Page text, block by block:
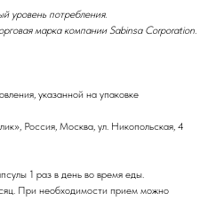
уровень потребления.
марка компании Sabinsa Corporation.
указанной на упаковке
Россия, Москва, ул. Никопольская, 4
1 раз в день во время еды.
При необходимости прием можно